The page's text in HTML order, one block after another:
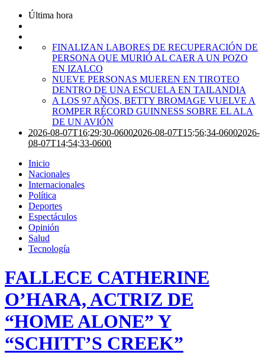
Última hora
FINALIZAN LABORES DE RECUPERACIÓN DE
PERSONA QUE MURIÓ AL CAER A UN POZO
EN IZALCO
NUEVE PERSONAS MUEREN EN TIROTEO
DENTRO DE UNA ESCUELA EN TAILANDIA
A LOS 97 AÑOS, BETTY BROMAGE VUELVE A
ROMPER RÉCORD GUINNESS SOBRE EL ALA
DE UN AVIÓN
2026-08-07T16:29:30-06002026-08-07T15:56:34-06002026-
08-07T14:54:33-0600
Inicio
Nacionales
Internacionales
Política
Deportes
Espectáculos
Opinión
Salud
Tecnología
FALLECE CATHERINE
O’HARA, ACTRIZ DE
“HOME ALONE” Y
“SCHITT’S CREEK”